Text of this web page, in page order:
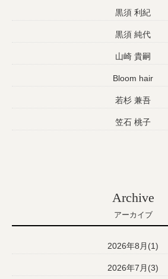
黒須 利紀
黒須 純代
山崎 貴嗣
Bloom hair
若杉 兼吾
笠石 桃子
Archive
アーカイブ
2026年8月(1)
2026年7月(3)